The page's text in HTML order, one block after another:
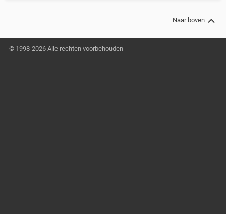
Naar boven
© 1998-2026 Alle rechten voorbehouden